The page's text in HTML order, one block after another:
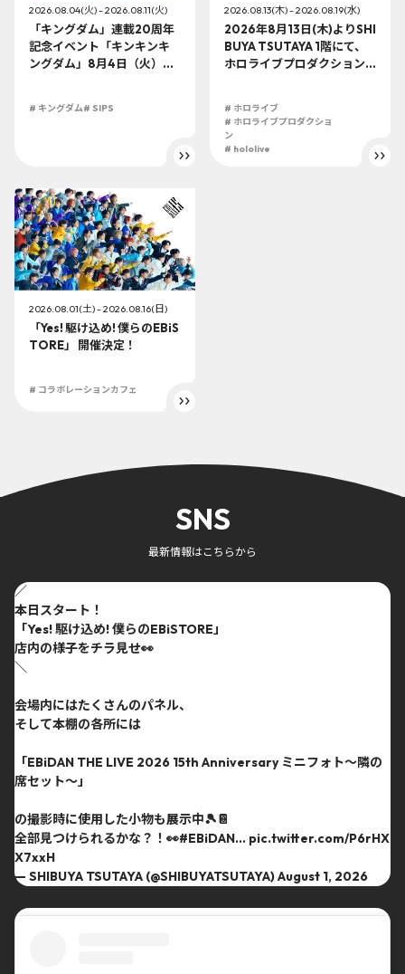
2026.08.04(火) - 2026.08.11(火)
「キングダム」連載20周年
記念イベント「キンキンキ
ングダム」8月4日（火）よ
# キングダム# SIPS
2026.08.13(木) - 2026.08.19(水)
2026年8月13日(木)よりSHI
BUYA TSUTAYA 1階にて、
ホロライブプロダクション
# ホロライブ
# ホロライブプロダクショ
ン
# hololive
2026.08.01(土) - 2026.08.16(日)
「Yes! 駆け込め! 僕らのEBiS
TORE」 開催決定！
# コラボレーションカフェ
SNS
最新情報はこちらから
／
本日スタート！
「Yes! 駆け込め! 僕らのEBiSTORE」
店内の様子をチラ見せ👀
＼
会場内にはたくさんのパネル、
そして本棚の各所には
「EBiDAN THE LIVE 2026 15th Anniversary ミニフォト〜隣の
席セット〜」
の撮影時に使用した小物も展示中🎾📔
全部見つけられるかな？！👀#EBiDAN… pic.twitter.com/P6rHX
X7xxH
— SHIBUYA TSUTAYA (@SHIBUYATSUTAYA)August 1, 2026